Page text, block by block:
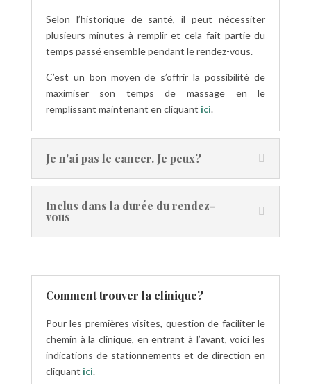
Selon l’historique de santé, il peut nécessiter
plusieurs minutes à remplir et cela fait partie du
temps passé ensemble pendant le rendez-vous.
C’est un bon moyen de s’offrir la possibilité de
maximiser son temps de massage en le
remplissant maintenant en cliquant ici.
Je n'ai pas le cancer. Je peux?
Inclus dans la durée du rendez-
vous
Comment trouver la clinique?
Pour les premières visites, question de faciliter le
chemin à la clinique, en entrant à l’avant, voici les
indications de stationnements et de direction en
cliquant ici.